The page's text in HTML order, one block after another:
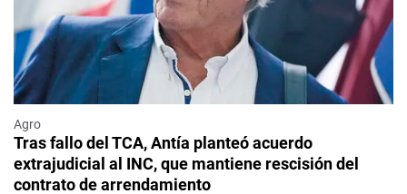
Agro
Tras fallo del TCA, Antía planteó acuerdo
extrajudicial al INC, que mantiene rescisión del
contrato de arrendamiento